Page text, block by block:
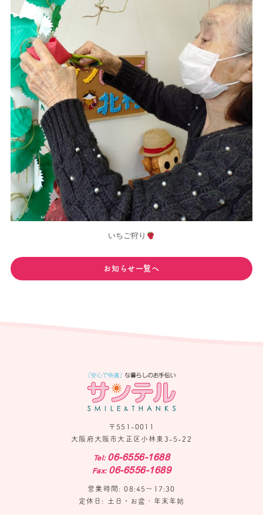
いちご狩り
お知らせ一覧へ
〒551-0011
大阪府大阪市大正区小林東3-5-22
Tel: 06-6556-1688
Fax: 06-6556-1689
営業時間: 08:45〜17:30
定休日: 土日・お盆・年末年始